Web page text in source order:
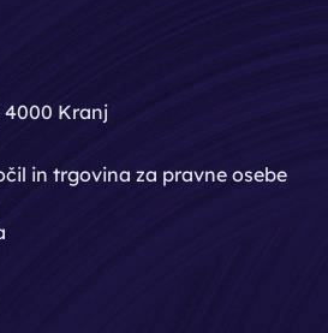
4000 Kranj
in trgovina za pravne osebe